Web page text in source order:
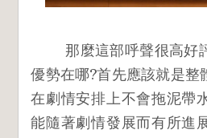
那麼這部呼聲很高好
優勢在哪?首先應該就是整
在劇情安排上不會拖泥帶
能隨著劇情發展而有所進